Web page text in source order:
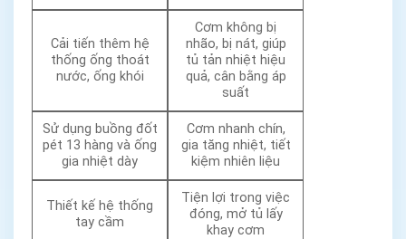
Cải tiến thêm hệ
thống ống thoát
nước, ống khói
Cơm không bị
nhão, bị nát, giúp
tủ tản nhiệt hiệu
quả, cân bằng áp
suất
Sử dụng buồng đốt
pét 13 hàng và ống
gia nhiệt dày
Cơm nhanh chín,
gia tăng nhiệt, tiết
kiệm nhiên liệu
Thiết kế hệ thống
tay cầm
Tiện lợi trong việc
đóng, mở tủ lấy
khay cơm